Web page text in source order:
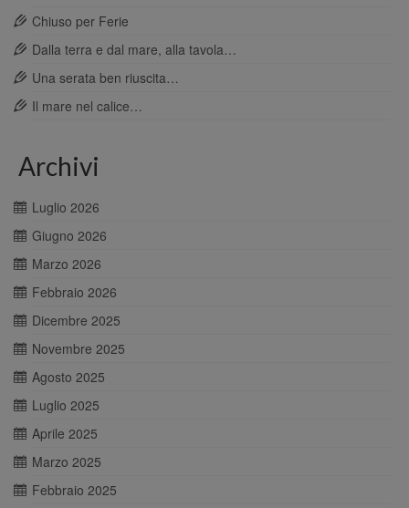
Chiuso per Ferie
Dalla terra e dal mare, alla tavola…
Una serata ben riuscita…
Il mare nel calice…
Archivi
Luglio 2026
Giugno 2026
Marzo 2026
Febbraio 2026
Dicembre 2025
Novembre 2025
Agosto 2025
Luglio 2025
Aprile 2025
Marzo 2025
Febbraio 2025